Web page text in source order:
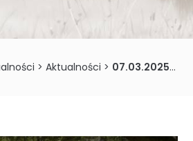
>Aktualności > 07.03.2025 – Badania Dr. Nicolasa De Pelsmaekera dotyczące kleszczy w filmie NCN